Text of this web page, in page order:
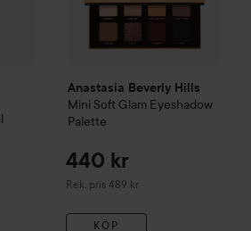
Anastasia Beverly Hills
Mini Soft Glam Eyeshadow
Palette
440 kr
Rek. pris 489 kr
Rekommenderat pris 489 kr
KÖP